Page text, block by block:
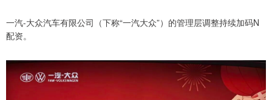
一汽-大众汽车有限公司（下称“一汽大众”）的管理层调整持续加码N
配资。